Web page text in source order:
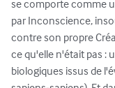
se comporte comme
par Inconscience,
contre son propre
ce qu'elle n'était pas :
biologiques issus de